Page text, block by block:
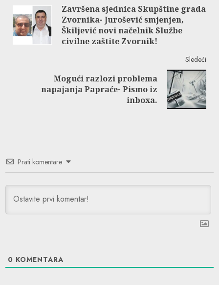
ReadingZavršena sjednica Skupštine grada
Zvornika- Jurošević smjenjen,
Škiljević novi načelnik Službe
civilne zaštite Zvornik!
Sledeći
Mogući razlozi problema
napajanja Papraće- Pismo iz
inboxa.
Prati komentare
0 KOMENTARA